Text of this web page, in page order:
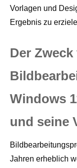
Vorlagen und
Ergebnis zu
Der
Windows
und seine
Jahren erheblich